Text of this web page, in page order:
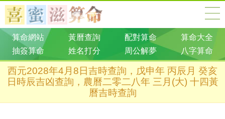
算命網站 黃曆查詢 配對算命
算命大全
抽簽算命
姓名打分 周公解夢 八字算命
西元2028年4月8日吉時查詢，戊申年 丙辰月 癸亥
日時辰吉凶查詢，農曆二零二八年 三月(大) 十四黃
曆吉時查詢